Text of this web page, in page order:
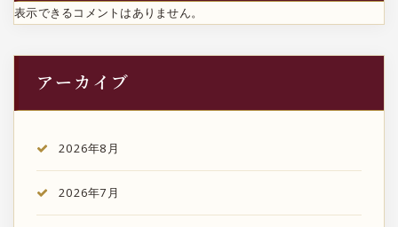
表示できるコメントはありません。
アーカイブ
2026年8月
2026年7月